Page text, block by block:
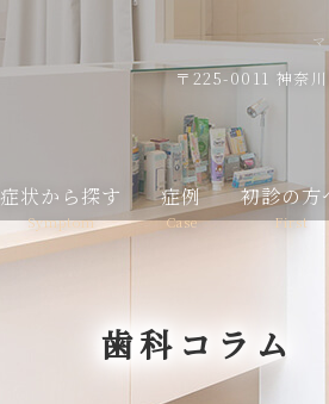
〒225-0011 神奈
症状から探す
Symptom
症例
Case
初診の方
First
歯科コラム